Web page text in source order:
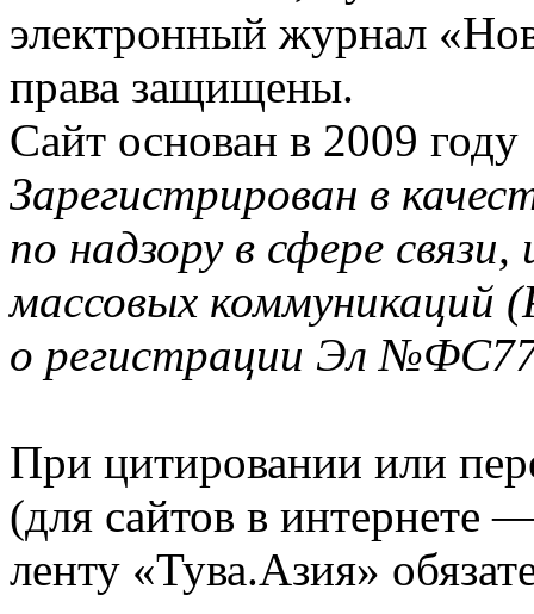
электронный журнал
права защищены.
Сайт основан в 2009 году
Зарегистрирован в
по надзору в сфере
массовых коммуникаций
о регистрации Эл
При цитировании или
(для сайтов в интернете
ленту «Тува.Азия»